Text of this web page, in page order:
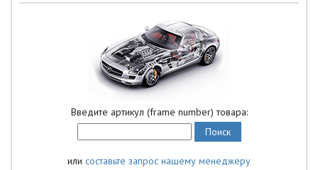
Введите артикул (frame number) товара:
или составьте запрос нашему менеджеру